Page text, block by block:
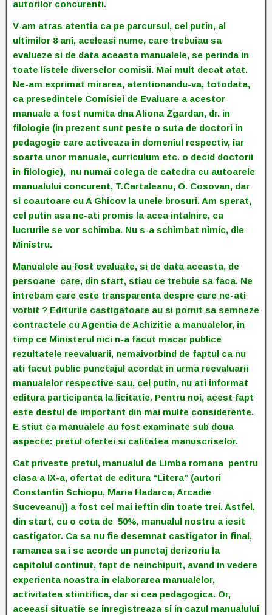
autorilor concurenti.
V-am atras atentia ca pe parcursul, cel putin, al
ultimilor 8 ani, aceleasi nume, care trebuiau sa
evalueze si de data aceasta manualele, se perinda in
toate listele diverselor comisii. Mai mult decat atat.
Ne-am exprimat mirarea, atentionandu-va, totodata,
ca presedintele Comisiei de Evaluare a acestor
manuale a fost numita dna Aliona Zgardan, dr. in
filologie (in prezent sunt peste o suta de doctori in
pedagogie care activeaza in domeniul respectiv, iar
soarta unor manuale, curriculum etc. o decid doctorii
in filologie), nu numai colega de catedra cu autoarele
manualului concurent, T.Cartaleanu, O. Cosovan, dar
si coautoare cu A Ghicov la unele brosuri. Am sperat,
cel putin asa ne-ati promis la acea intalnire, ca
lucrurile se vor schimba. Nu s-a schimbat nimic, dle
Ministru.
Manualele au fost evaluate, si de data aceasta, de
persoane care, din start, stiau ce trebuie sa faca. Ne
intrebam care este transparenta despre care ne-ati
vorbit ? Editurile castigatoare au si pornit sa semneze
contractele cu Agentia de Achizitie a manualelor, in
timp ce Ministerul nici n-a facut macar publice
rezultatele reevaluarii, nemaivorbind de faptul ca nu
ati facut public punctajul acordat in urma reevaluarii
manualelor respective sau, cel putin, nu ati informat
editura participanta la licitatie. Pentru noi, acest fapt
este destul de important din mai multe considerente.
E stiut ca manualele au fost examinate sub doua
aspecte: pretul ofertei si calitatea manuscriselor.
Cat priveste pretul, manualul de Limba romana pentru
clasa a IX-a, ofertat de editura “Litera” (autori
Constantin Schiopu, Maria Hadarca, Arcadie
Suceveanu)) a fost cel mai ieftin din toate trei. Astfel,
din start, cu o cota de 50%, manualul nostru a iesit
castigator. Ca sa nu fie desemnat castigator in final,
ramanea sa i se acorde un punctaj derizoriu la
capitolul continut, fapt de neinchipuit, avand in vedere
experienta noastra in elaborarea manualelor,
activitatea stiintifica, dar si cea pedagogica. Or,
aceeasi situatie se inregistreaza si in cazul manualului